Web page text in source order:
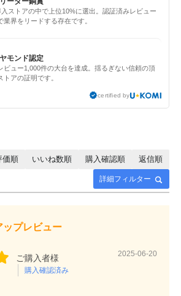
ストアの中で上位10%に選出。認証済みレビュー
業界をリードする存在です。
モンド認定
ビュー1,000件の大台を達成。揺るぎない信頼の頂
トアの証明です。
certified by
詳細フィルター
価順 いいね数順 購入確認順 返信順
ップレビュー
ご購入者様
購入確認済み
2025-06-20